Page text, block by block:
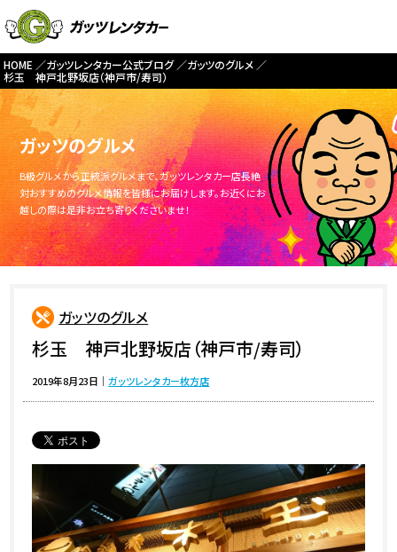
HOME ガッツレンタカー公式ブログ
ガッツのグルメ
杉玉 神戸北野坂店（神戸市/寿司）
ガッツのグルメ
B級グルメから正統派グルメまで、ガッツレンタカー店長絶
対おすすめのグルメ情報を皆様にお届けします。お近くにお
越しの際は是非お立ち寄りくださいませ！
ガッツのグルメ
杉玉 神戸北野坂店（神戸市/寿司）
2019年8月23日 ｜ガッツレンタカー枚方店